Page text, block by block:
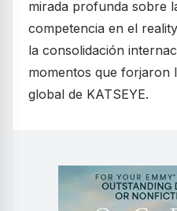
mirada profunda sobre
competencia en el
la consolidación
momentos que forjaron
global de KATSEYE.